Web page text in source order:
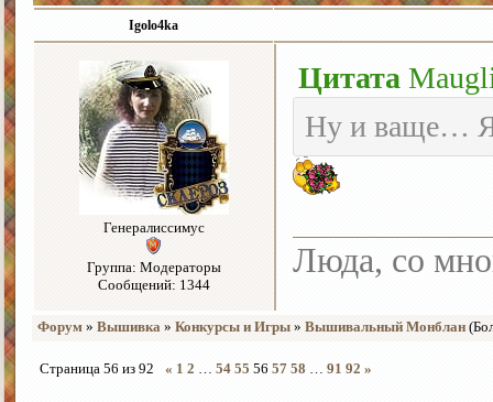
Igolo4ka
Генералиссимус
Группа: Модераторы
Сообщений: 1344
Цитата
Ну и ваще…
Люда, со
Форум » Вышивка » Конкурсы и Игры » Вышивальный Монблан
Страница 56 из 92 « 1 2 … 54 55 56 57 58 … 91 92 »